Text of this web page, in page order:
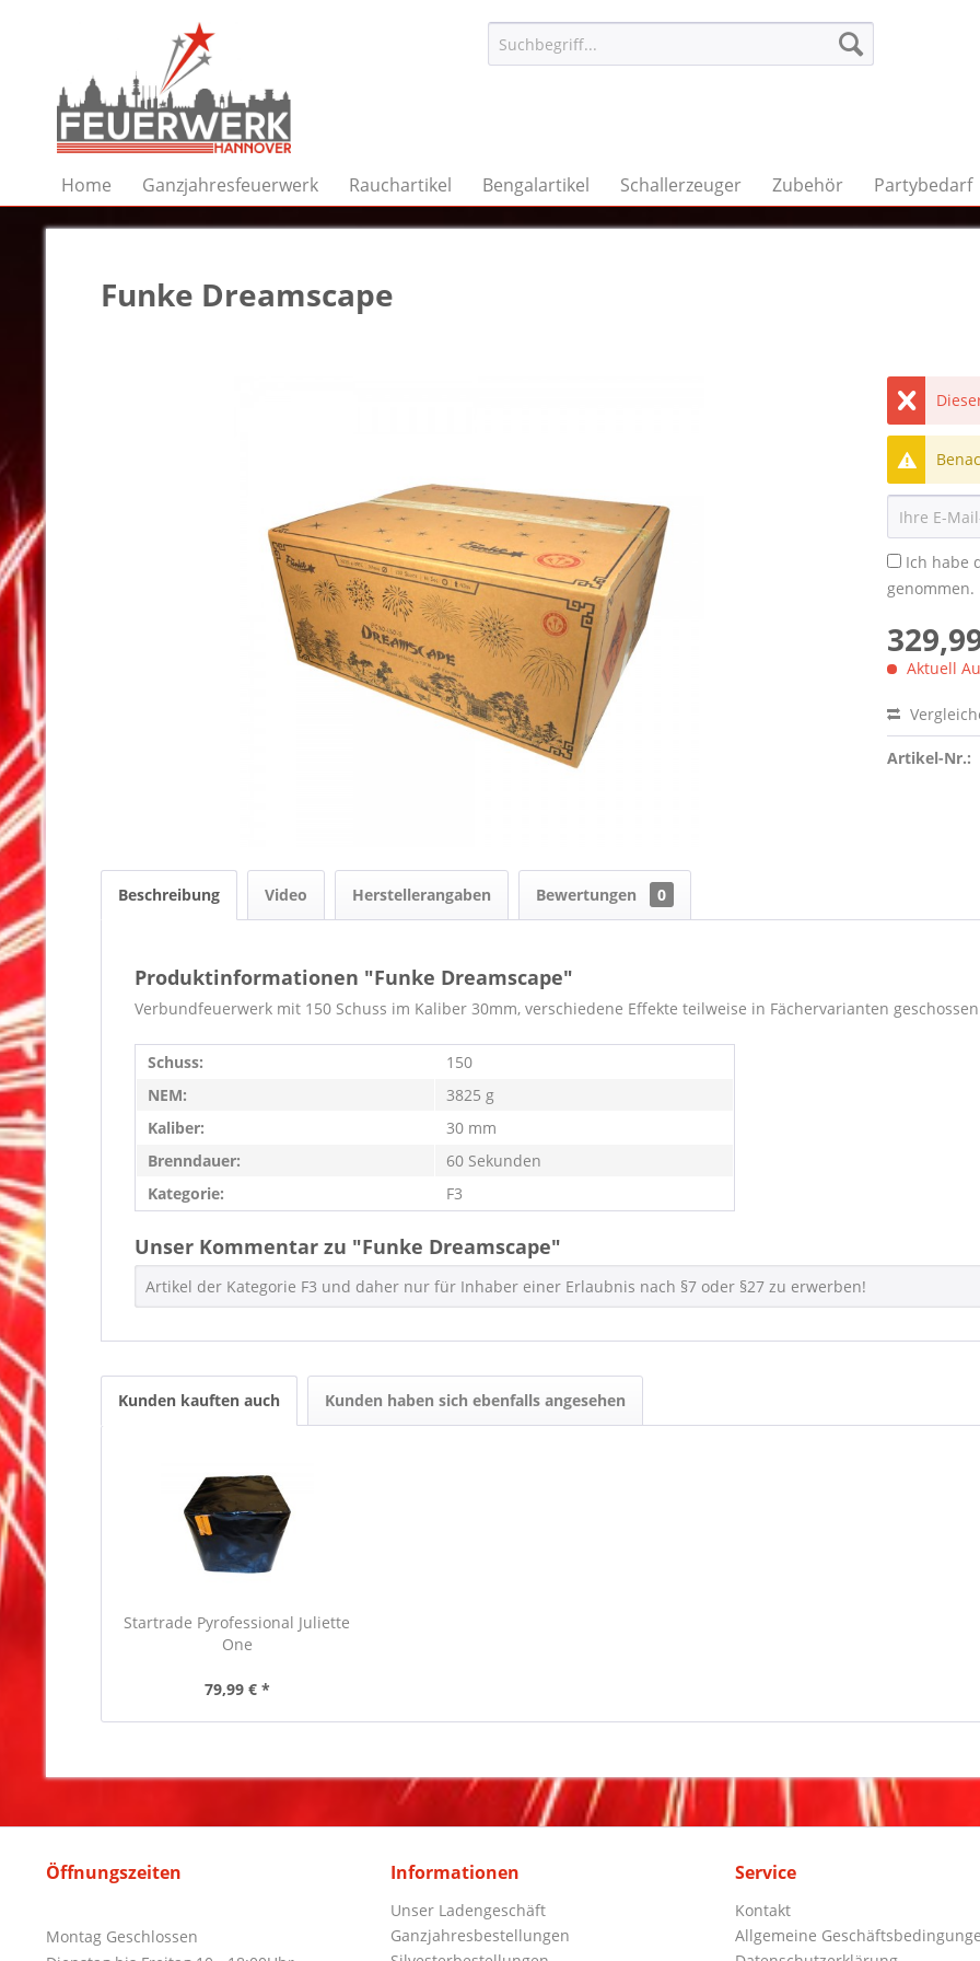
Home Ganzjahresfeuerwerk Rauchartikel Bengalartikel Schallerzeuger Zubehör Partybedarf
Funke Dreamscape
Ich habe
genommen.
Aktuell
Artikel-Nr.:
Beschreibung Video Herstellerangaben Bewertungen 0
Produktinformationen "Funke Dreamscape"
Verbundfeuerwerk mit 150 Schuss im Kaliber 30mm, verschiedene Effekte teilweise in Fächervarianten
Schuss:
150
NEM:
3825 g
Kaliber:
30 mm
Brenndauer:
60 Sekunden
Kategorie:
F3
Unser Kommentar zu "Funke Dreamscape"
Artikel der Kategorie F3 und daher nur für Inhaber einer Erlaubnis nach §7 oder §27 zu erwerben!
Kunden kauften auch Kunden haben sich ebenfalls angesehen
Startrade Pyrofessional Juliette
One
79,99 € *
Öffnungszeiten
Montag Geschlossen
Informationen
Unser Ladengeschäft
Ganzjahresbestellungen
Service
Kontakt
Allgemeine